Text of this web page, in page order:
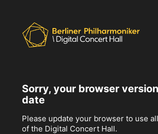
Sorry, your browser
date
Please update your browser to use
of the Digital Concert Hall.